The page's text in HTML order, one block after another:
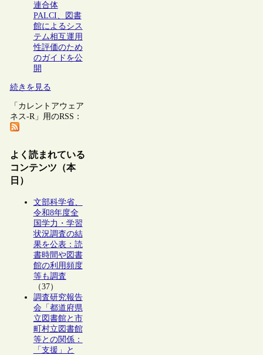
連合体
PALCI、図書
館によるシス
テム相互運用
性評価のため
のガイドを公
開
続きを見る
「カレントアウェア
ネス-R」用のRSS：
よく読まれている
コンテンツ（本
日）
文部科学省、
令和8年度全
国学力・学習
状況調査の結
果を公表：読
書時間や図書
館の利用頻度
等も調査
（37）
調査研究報告
会「都道府県
立図書館と市
町村立図書館
等との関係：
「支援」と